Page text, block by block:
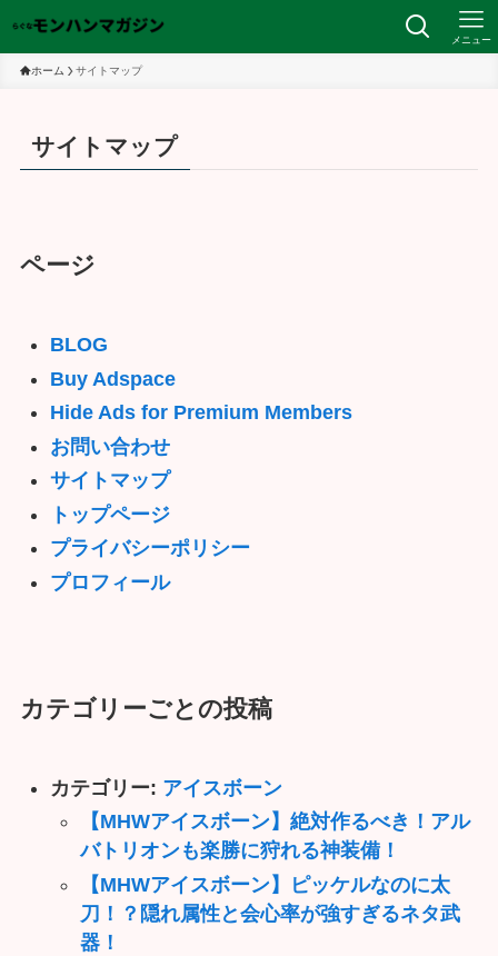
メニュー
ホーム サイトマップ
サイトマップ
ページ
BLOG
Buy Adspace
Hide Ads for Premium Members
お問い合わせ
サイトマップ
トップページ
プライバシーポリシー
プロフィール
カテゴリーごとの投稿
カテゴリー: アイスボーン
【MHWアイスボーン】絶対作るべき！アル
バトリオンも楽勝に狩れる神装備！
【MHWアイスボーン】ピッケルなのに太
刀！？隠れ属性と会心率が強すぎるネタ武
器！